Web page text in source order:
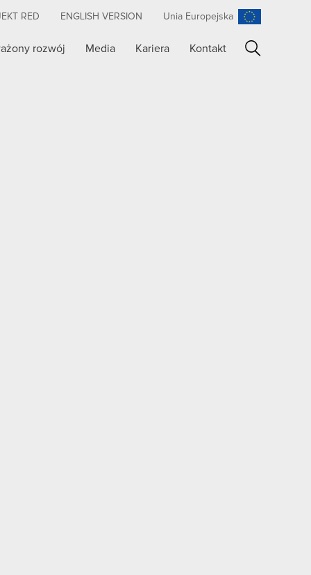
RED ENGLISH VERSION Unia Europejska
rozwój Media Kariera Kontakt